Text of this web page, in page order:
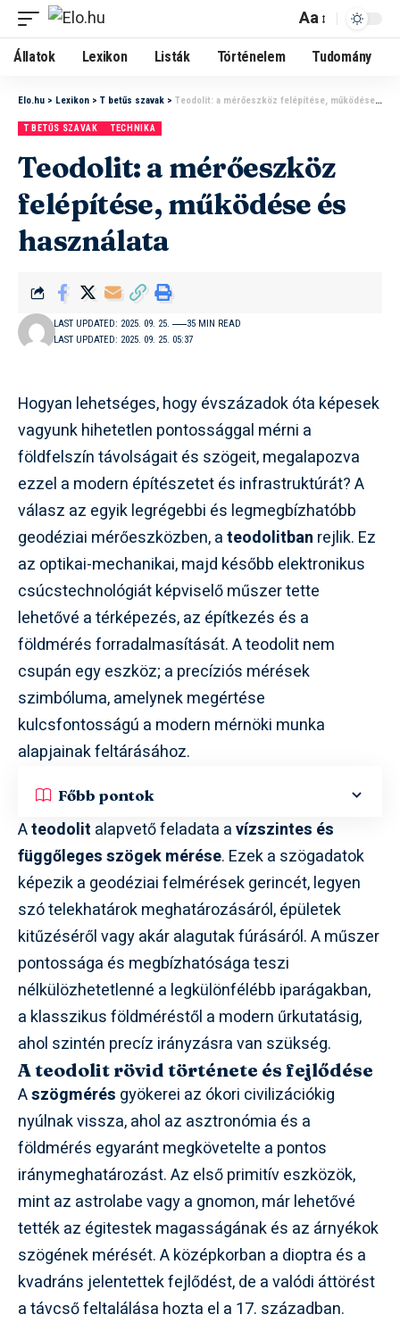
Aa
Állatok Lexikon Listák Történelem Tudomány
Elo.hu > Lexikon > T betűs szavak > Teodolit: a mérőeszköz felépítése, működése és használata
T BETŰS SZAVAK TECHNIKA
Teodolit: a mérőeszköz
felépítése, működése és
használata
LAST UPDATED: 2025. 09. 25. 05:37
LAST UPDATED: 2025. 09. 25. 35 MIN READ
Hogyan lehetséges, hogy évszázadok óta képesek
vagyunk hihetetlen pontossággal mérni a
földfelszín távolságait és szögeit, megalapozva
ezzel a modern építészetet és infrastruktúrát? A
válasz az egyik legrégebbi és legmegbízhatóbb
geodéziai mérőeszközben, ateodolitban rejlik. Ez
az optikai-mechanikai, majd később elektronikus
csúcstechnológiát képviselő műszer tette
lehetővé a térképezés, az építkezés és a
földmérés forradalmasítását. A teodolit nem
csupán egy eszköz; a precíziós mérések
szimbóluma, amelynek megértése
kulcsfontosságú a modern mérnöki munka
alapjainak feltárásához.
Főbb pontok
Ateodolit alapvető feladata avízszintes és
függőleges szögek mérése. Ezek a szögadatok
képezik a geodéziai felmérések gerincét, legyen
szó telekhatárok meghatározásáról, épületek
kitűzéséről vagy akár alagutak fúrásáról. A műszer
pontossága és megbízhatósága teszi
nélkülözhetetlenné a legkülönfélébb iparágakban,
a klasszikus földméréstől a modern űrkutatásig,
ahol szintén precíz irányzásra van szükség.
A teodolit rövid története és fejlődése
Aszögmérés gyökerei az ókori civilizációkig
nyúlnak vissza, ahol az asztronómia és a
földmérés egyaránt megkövetelte a pontos
iránymeghatározást. Az első primitív eszközök,
mint az astrolabe vagy a gnomon, már lehetővé
tették az égitestek magasságának és az árnyékok
szögének mérését. A középkorban a dioptra és a
kvadráns jelentettek fejlődést, de a valódi áttörést
a távcső feltalálása hozta el a 17. században.